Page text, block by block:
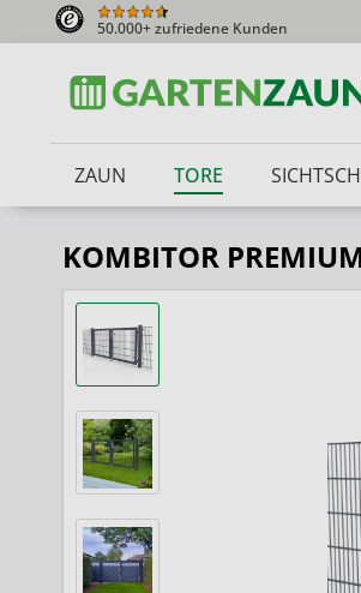
50.000+ zufriedene Kunden
ZAUN TORE
KOMBITOR